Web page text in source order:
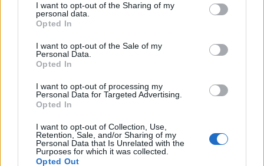
I want to opt-out of the Sharing of my
personal data.
Opted In
I want to opt-out of the Sale of my
Personal Data.
Opted In
I want to opt-out of processing my
Personal Data for Targeted Advertising.
Opted In
I want to opt-out of Collection, Use,
Retention, Sale, and/or Sharing of my
Personal Data that Is Unrelated with the
Purposes for which it was collected.
Opted Out
stimmt nicht wenn man sich etwas anstrengt schafft man da auch
locker mehr. wobei der fortschritt da schon echt hart an der grenze
ist ich habe pvp nur im helenischen gemacht und nur 500k
man was reissen kann. das ist duell flagge und festung rest kannst
knicken. wobei ich nur duelle und flagge gemacht habe
Wochen Hellische Spiele. Geht sich rechnerisch nicht aus.
Wirst auch da nicht fertig, wenn deine so mieß geblieben
55 mit guter 1hd-Ausrüstung und musst nicht 30 Minuten
auf ein Gruppenspiel warten. Für mich gibts in ner Stunde
so 1000 Fortschritt und müsste 60 Stunden pro Tag spielen
um das Event zu schaffen.